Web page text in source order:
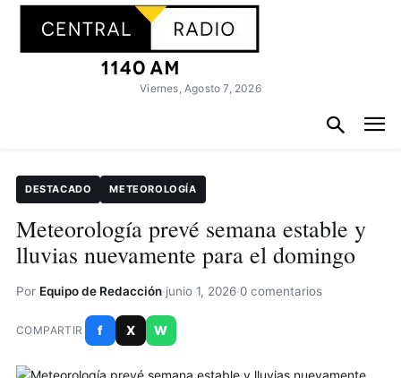
Viernes, Agosto 7, 2026
DESTACADO METEOROLOGÍA
Meteorología prevé semana estable y
lluvias nuevamente para el domingo
Por Equipo de Redacción·junio 1, 2026·0 comentarios
COMPARTIR f X W